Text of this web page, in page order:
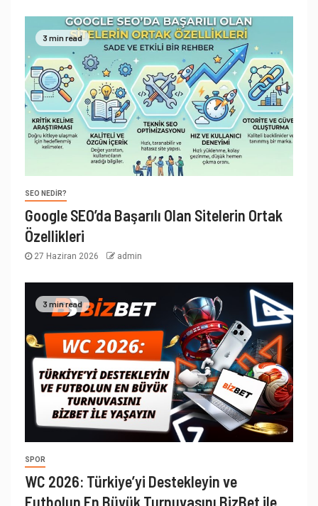
3 min read
SEO NEDIR?
Google SEO’da Başarılı Olan Sitelerin Ortak
Özellikleri
27 Haziran 2026 admin
3 min read
SPOR
WC 2026: Türkiye’yi Destekleyin ve
Futbolun En Büyük Turnuvasını BizBet ile